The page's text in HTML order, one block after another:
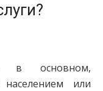
в основном,
или